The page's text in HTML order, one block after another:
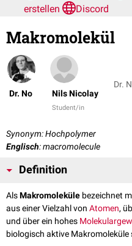
erstellen
Discord
Makromolekül
Dr. No Nils Nicolay
Student/in
Dr.
Synonym: Hochpolymer
Englisch: macromolecule
Definition
AlsMakromoleküle bezeichnet
aus einer Vielzahl von Atomen,
und über ein hohes
biologisch aktive Makromoleküle